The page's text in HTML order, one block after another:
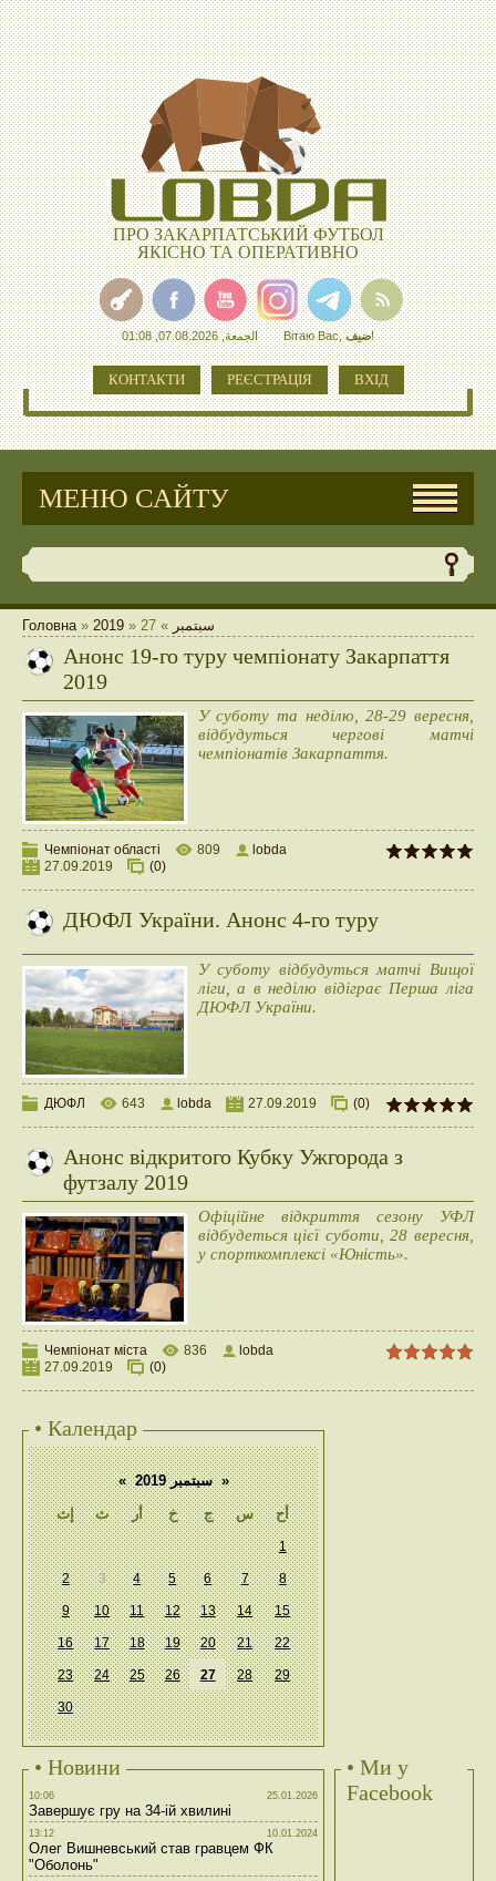
ПРО ЗАКАРПАТСЬКИЙ ФУТБОЛ
ЯКІСНО ТА ОПЕРАТИВНО
الجمعة, 07.08.2026, 01:08 Вітаю Вас,ضيف!
КОНТАКТИ РЕЄСТРАЦІЯ ВХІД
МЕНЮ САЙТУ
Головна» 2019 » سبتمبر »
27
Анонс 19-го туру чемпіонату Закарпаття
2019
У суботу та неділю, 28-29 вересня,
відбудуться чергові матчі
чемпіонатів Закарпаття.
Чемпіонат області 809
lobda
27.09.2019
(0)
ДЮФЛ України. Анонс 4-го туру
У суботу відбудуться матчі Вищої
ліги, а в неділю відіграє Перша ліга
ДЮФЛ України.
ДЮФЛ 643 lobda 27.09.2019 (0)
Анонс відкритого Кубку Ужгорода з
футзалу 2019
Офіційне відкриття сезону УФЛ
відбудеться цієї суботи, 28 вересня,
у спорткомплексі «Юність».
Чемпіонат міста 836
lobda
27.09.2019
(0)
• Календар
« سبتمبر 2019 »
إث
ث أر خ ج س أح
1
2 3 4 5 6 7 8
9 10 11 12 13 14 15
16 17 18 19 20 21 22
23 24 25 26 27 28 29
30
• Новини
10:06 25.01.2026
Завершує гру на 34-ій хвилині
13:12 10.01.2024
Олег Вишневський став гравцем ФК
"Оболонь"
• Ми у
Facebook